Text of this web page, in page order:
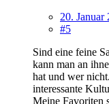
20. Januar
#5
Sind eine feine
kann man an
hat und wer
interessante
Meine Favoriten